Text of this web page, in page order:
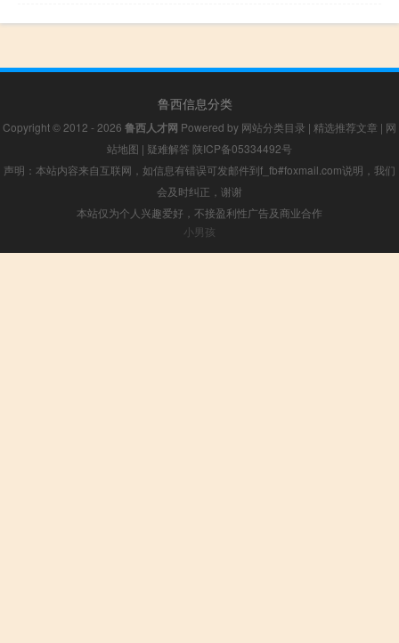
鲁西信息分类
Copyright © 2012 - 2026 鲁西人才网 Powered by 网站分类目录 | 精选推荐文章 | 网
站地图 | 疑难解答 陕ICP备05334492号
声明：本站内容来自互联网，如信息有错误可发邮件到f_fb#foxmail.com说明，我们
会及时纠正，谢谢
本站仅为个人兴趣爱好，不接盈利性广告及商业合作
小男孩